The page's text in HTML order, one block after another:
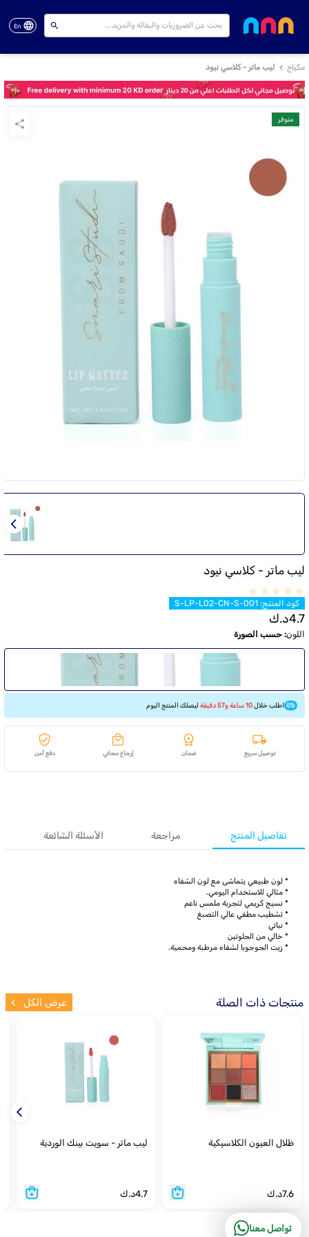
En
مكياج ليب ماتر - كلاسي نيود
متوفر
ليب ماتر - كلاسي نيود
كود المنتج:
S-LP-L02-CN-S-001
4.7د.ك
اللون: حسب الصورة
اطلب خلال10 ساعة و57 دقيقة ليصلك المنتج اليوم
توصيل سريع ضمان إرجاع مجاني دفع آمن
تفاصيل المنتج مراجعة الأسئلة الشائعة
* لون طبيعي يتماشى مع لون الشفاه
* مثالي للاستخدام اليومي.
* نسيج كريمي لتجربة ملمس ناعم
* تشطيب مطفي عالي التصبغ
* نباتي
* خالي من الجلوتين
* زيت الجوجوبا لشفاه مرطبة ومحمية.
منتجات ذات الصلة عرض الكل
ظلال العيون الكلاسيكية
7.6د.ك
ليب ماتر - سويت بينك الوردية
4.7د.ك
تواصل معنا